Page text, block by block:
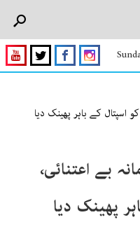
اسپتال کے باہر پھینک دیا
بے اعتنائی،
پھینک دیا